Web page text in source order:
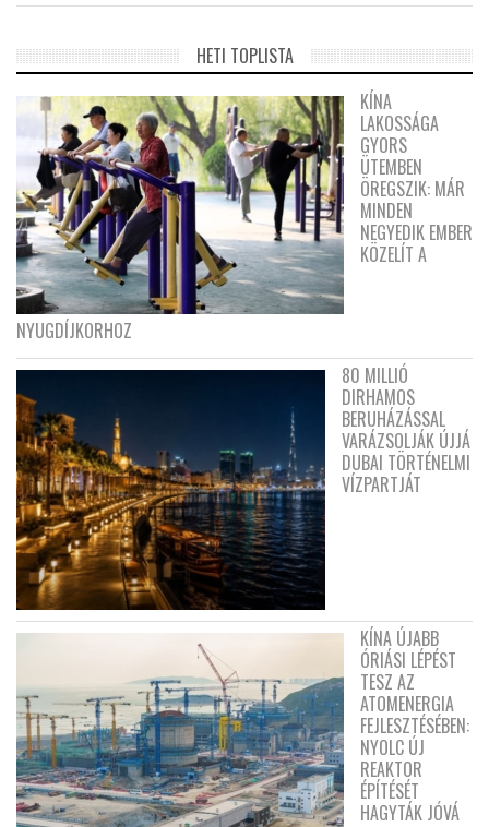
HETI TOPLISTA
KÍNA
LAKOSSÁGA
GYORS
ÜTEMBEN
ÖREGSZIK: MÁR
MINDEN
NEGYEDIK EMBER
KÖZELÍT A
NYUGDÍJKORHOZ
80 MILLIÓ
DIRHAMOS
BERUHÁZÁSSAL
VARÁZSOLJÁK ÚJJÁ
DUBAI TÖRTÉNELMI
VÍZPARTJÁT
KÍNA ÚJABB
ÓRIÁSI LÉPÉST
TESZ AZ
ATOMENERGIA
FEJLESZTÉSÉBEN:
NYOLC ÚJ
REAKTOR
ÉPÍTÉSÉT
HAGYTÁK JÓVÁ